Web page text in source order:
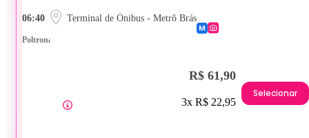
06:40 Terminal de Ônibus - Metrô Brás
Poltrona
R$ 61,90
3x R$ 22,95
Selecionar